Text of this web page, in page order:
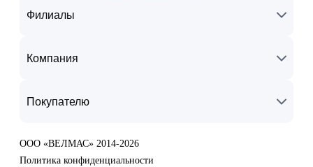
Филиалы
Компания
Покупателю
ООО «ВЕЛМАС» 2014-2026
Политика конфиденциальности